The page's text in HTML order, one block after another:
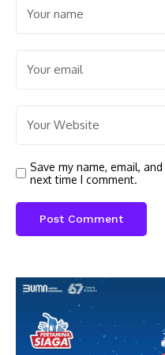
Save my name, email,
next time I comment.